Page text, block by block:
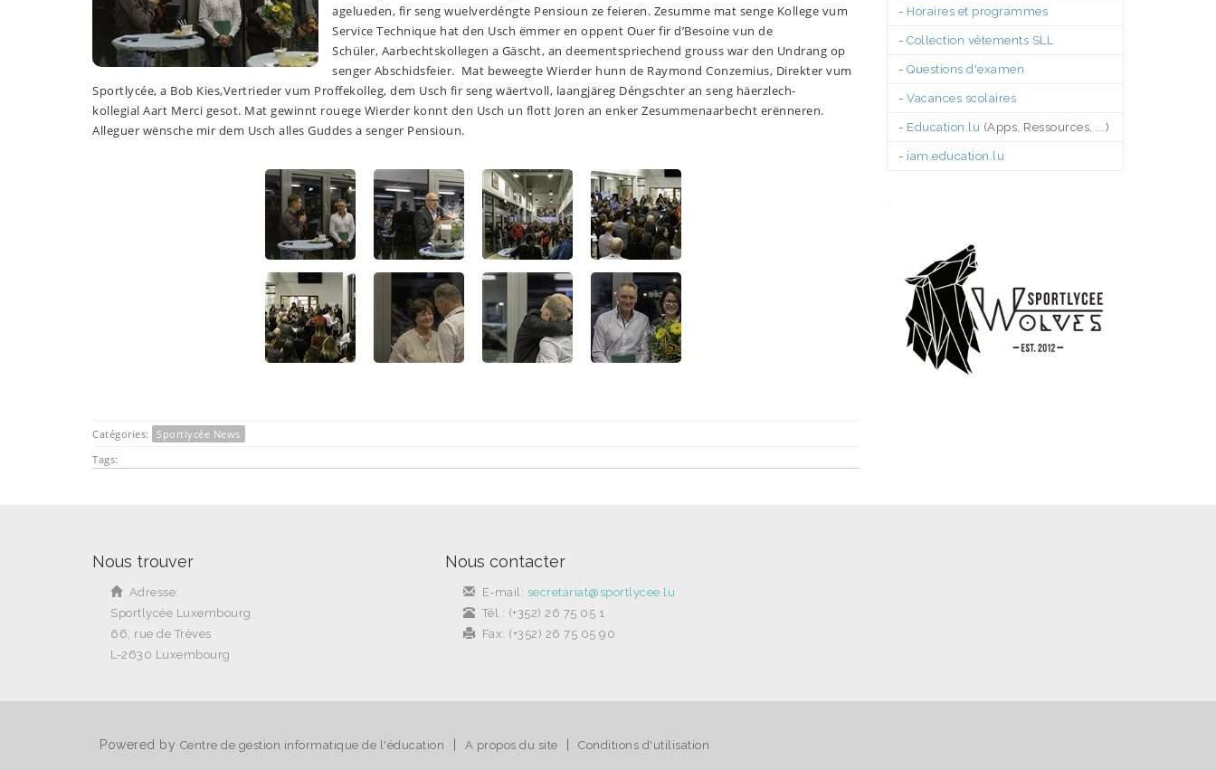
agelueden, fir seng wuelverdéngte Pensioun ze feieren. Zesumme mat senge Kollege vum
Service Technique hat den Usch ëmmer en oppent Ouer fir d’Besoine vun de
Schüler, Aarbechtskollegen a Gäscht, an deementspriechend grouss war den Undrang op
senger Abschidsfeier. Mat beweegte Wierder hunn de Raymond Conzemius, Direkter vum
Sportlycée, a Bob Kies,Vertrieder vum Proffekolleg, dem Usch fir seng wäertvoll, laangjäreg Déngschter an seng häerzlech-
kollegial Aart Merci gesot. Mat gewinnt rouege Wierder konnt den Usch un flott Joren an enker Zesummenaarbecht erënneren.
Alleguer wënsche mir dem Usch alles Guddes a senger Pensioun.
Catégories:
Sportlycée News
Tags:
- Horaires et programmes
- Collection vêtements SLL
- Questions d'examen
- Vacances scolaires
- Education.lu (Apps, Ressources, ...)
- iam.education.lu
Nous trouver
Adresse:
Sportlycée Luxembourg
66, rue de Trèves
L-2630 Luxembourg
Nous contacter
E-mail: secretariat@sportlycee.lu
Tél.: (+352) 26 75 05 1
Fax: (+352) 26 75 05 90
Powered by Centre de gestion informatique de l'éducation A propos du site Conditions d'utilisation